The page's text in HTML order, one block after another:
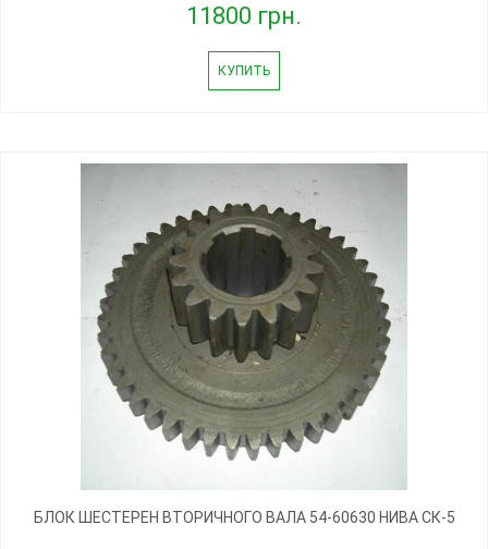
11800 грн.
КУПИТЬ
БЛОК ШЕСТЕРЕН ВТОРИЧНОГО ВАЛА 54-60630 НИВА СК-5